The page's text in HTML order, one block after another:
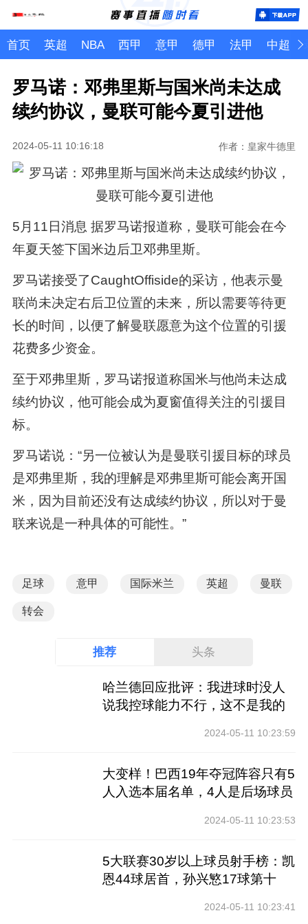
首页 英超 NBA 西甲 意甲 德甲 法甲 中超
罗马诺：邓弗里斯与国米尚未达成
续约协议，曼联可能今夏引进他
2024-05-11 10:16:18 作者：皇家牛德里
5月11日消息 据罗马诺报道称，曼联可能会在今
年夏天签下国米边后卫邓弗里斯。
罗马诺接受了CaughtOffiside的采访，他表示曼
联尚未决定右后卫位置的未来，所以需要等待更
长的时间，以便了解曼联愿意为这个位置的引援
花费多少资金。
至于邓弗里斯，罗马诺报道称国米与他尚未达成
续约协议，他可能会成为夏窗值得关注的引援目
标。
罗马诺说：“另一位被认为是曼联引援目标的球员
是邓弗里斯，我的理解是邓弗里斯可能会离开国
米，因为目前还没有达成续约协议，所以对于曼
联来说是一种具体的可能性。”
足球 意甲 国际米兰 英超 曼联
转会
推荐 头条
哈兰德回应批评：我进球时没人
说我控球能力不行，这不是我的
2024-05-11 10:23:59
大变样！巴西19年夺冠阵容只有5
人入选本届名单，4人是后场球员
2024-05-11 10:23:53
5大联赛30岁以上球员射手榜：凯
恩44球居首，孙兴慜17球第十
2024-05-11 10:23:41